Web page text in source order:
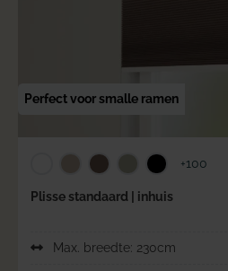
Perfect voor smalle ramen
+100
Plisse standaard | inhuis
Max. breedte: 230cm